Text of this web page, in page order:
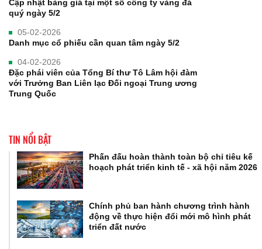
Cập nhật bảng giá tại một số công ty vàng đá
quý ngày 5/2
05-02-2026
Danh mục cổ phiếu cần quan tâm ngày 5/2
04-02-2026
Đặc phái viên của Tổng Bí thư Tô Lâm hội đàm
với Trưởng Ban Liên lạc Đối ngoại Trung ương
Trung Quốc
TIN NỔI BẬT
Phấn đấu hoàn thành toàn bộ chỉ tiêu kế
hoạch phát triển kinh tế - xã hội năm 2026
Chính phủ ban hành chương trình hành
động về thực hiện đổi mới mô hình phát
triển đất nước